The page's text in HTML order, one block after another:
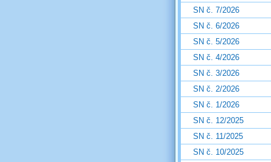
SN č. 7/2026
SN č. 6/2026
SN č. 5/2026
SN č. 4/2026
SN č. 3/2026
SN č. 2/2026
SN č. 1/2026
SN č. 12/2025
SN č. 11/2025
SN č. 10/2025